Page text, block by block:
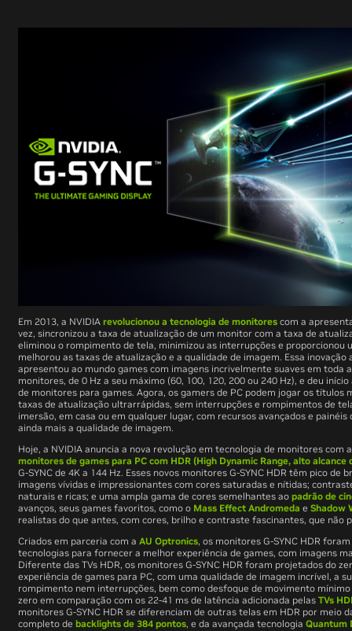
Em 2013, a NVIDIA revolucionou a tecnologia de monitores com a
vez, sincronizou a taxa de atualização de um monitor com a taxa de
eliminou o rompimento de tela, minimizou as interrupções e proporcionou
melhorou as taxas de atualização e a qualidade de imagem. Essa
apresentou ao mundo games com imagens incrivelmente suaves em toda
monitores, de 0 Hz a seu máximo (60, 100, 120, 200 ou 240 Hz), e deu
de monitores para games. Agora, os gamers de PC podem jogar os títulos
taxas de atualização ultrarrápidas, sem interrupções e rompimentos de
imersão, em casa ou em qualquer lugar, com recursos avançados e
ainda mais a qualidade de imagem.
Hoje, a NVIDIA anuncia a nova revolução em tecnologia de monitores com
monitores de games para PC com HDR (High Dynamic Range, alto alcance
G-SYNC de 4K a 144 Hz. Esses novos monitores G-SYNC HDR têm pico
imagens vívidas e impressionantes com cores saturadas e nítidas;
naturais e ricas; e uma ampla gama de cores semelhantes ao padrão de
avanços, seus games favoritos, como o Mass Effect Andromeda e Shadow
realistas do que antes, com cores, brilho e contraste fascinantes, que não
Criados em parceria com a AU Optronics, os monitores G-SYNC HDR
tecnologias para fornecer a melhor experiência de games, com imagens
Diferente das TVs HDR, os monitores G-SYNC HDR foram projetados do
experiência de games para PC, com uma qualidade de imagem incrível, a
rompimento nem interrupções, bem como desfoque de movimento
zero em comparação com os 22-41 ms de latência adicionada pelas TVs
monitores G-SYNC HDR se diferenciam de outras telas em HDR por meio
completo de backlights de 384 pontos, e da avançada tecnologia Quantum